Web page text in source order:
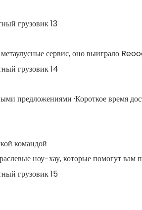
сервис, оно выиграло
предложениями ·Короткое время
командой
ноу-хау, которые помогут вам